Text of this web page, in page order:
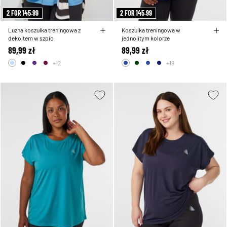
2 FOR 145.99
Luzna koszulka treningowa z
dekoltem w szpic
89,99 zł
+12
2 FOR 145.99
Koszulka treningowa w
jednolitym kolorze
89,99 zł
+19